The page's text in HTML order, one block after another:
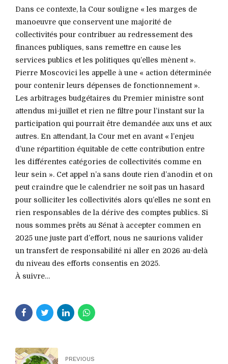
Dans ce contexte, la Cour souligne « les marges de
manoeuvre que conservent une majorité de
collectivités pour contribuer au redressement des
finances publiques, sans remettre en cause les
services publics et les politiques qu’elles mènent ».
Pierre Moscovici les appelle à une « action déterminée
pour contenir leurs dépenses de fonctionnement ».
Les arbitrages budgétaires du Premier ministre sont
attendus mi-juillet et rien ne filtre pour l’instant sur la
participation qui pourrait être demandée aux uns et aux
autres. En attendant, la Cour met en avant « l’enjeu
d’une répartition équitable de cette contribution entre
les différentes catégories de collectivités comme en
leur sein ». Cet appel n’a sans doute rien d’anodin et on
peut craindre que le calendrier ne soit pas un hasard
pour solliciter les collectivités alors qu’elles ne sont en
rien responsables de la dérive des comptes publics. Si
nous sommes prêts au Sénat à accepter commen en
2025 une juste part d’effort, nous ne saurions valider
un transfert de responsabilité ni aller en 2026 au-delà
du niveau des efforts consentis en 2025.
À suivre…
PREVIOUS